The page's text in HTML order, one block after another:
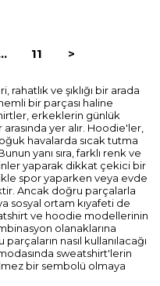
11 >
ve şıklığı bir arada
bir parçası haline
erkeklerin günlük
yer alır. Hoodie'ler,
havalarda sıcak tutma
yanı sıra, farklı renk ve
yaparak dikkat çekici bir
spor yaparken veya evde
Ancak doğru parçalarla
sosyal ortam kıyafeti de
ve hoodie modellerinin
olanaklarına
nasıl kullanılacağı
sweatshirt'lerin
bir sembolü olmaya